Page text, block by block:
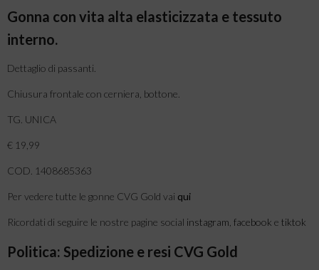
Gonna con vita alta elasticizzata e tessuto
interno.
Dettaglio di passanti.
Chiusura frontale con cerniera, bottone.
TG. UNICA
€ 19,99
COD. 1408685363
Per vedere tutte le gonne CVG Gold vai qui
Ricordati di seguire le nostre pagine social instagram facebook e tiktok
Politica: Spedizione e resi CVG Gold